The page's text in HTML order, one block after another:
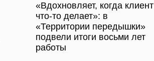
«Вдохновляет, когда клиент
что-то делает»: в
«Территории передышки»
подвели итоги восьми лет
работы